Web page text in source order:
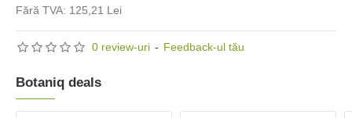
0 review-uri - Feedback-ul tău
Fără TVA: 125,21 Lei
Botaniq deals